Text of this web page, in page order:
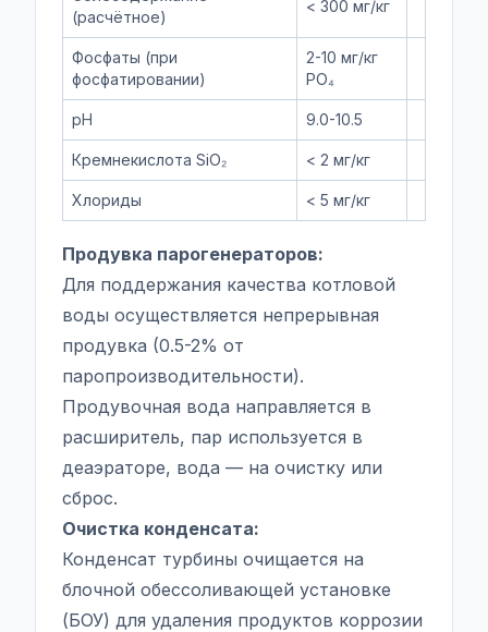
(расчётное)
< 300 мг/кг
Фосфаты (при
фосфатировании)
2-10 мг/кг
PO₄
pH 9.0-10.5
Кремнекислота SiO₂ < 2 мг/кг
Хлориды < 5 мг/кг
Продувка парогенераторов:
Для поддержания качества котловой
воды осуществляется непрерывная
продувка (0.5-2% от
паропроизводительности).
Продувочная вода направляется в
расширитель, пар используется в
деаэраторе, вода — на очистку или
сброс.
Очистка конденсата:
Конденсат турбины очищается на
блочной обессоливающей установке
(БОУ) для удаления продуктов коррозии